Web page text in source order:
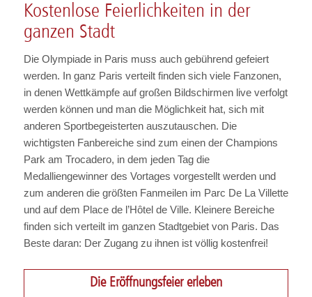
Kostenlose Feierlichkeiten in der
ganzen Stadt
Die Olympiade in Paris muss auch gebührend gefeiert
werden. In ganz Paris verteilt finden sich viele Fanzonen,
in denen Wettkämpfe auf großen Bildschirmen live verfolgt
werden können und man die Möglichkeit hat, sich mit
anderen Sportbegeisterten auszutauschen. Die
wichtigsten Fanbereiche sind zum einen der Champions
Park am Trocadero, in dem jeden Tag die
Medalliengewinner des Vortages vorgestellt werden und
zum anderen die größten Fanmeilen im Parc De La Villette
und auf dem Place de l’Hôtel de Ville. Kleinere Bereiche
finden sich verteilt im ganzen Stadtgebiet von Paris. Das
Beste daran: Der Zugang zu ihnen ist völlig kostenfrei!
Die Eröffnungsfeier erleben